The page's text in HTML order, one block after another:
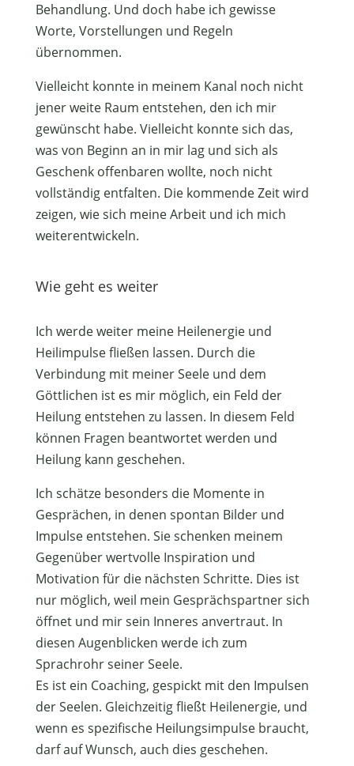
Behandlung. Und doch habe ich gewisse
Worte, Vorstellungen und Regeln
übernommen.
Vielleicht konnte in meinem Kanal noch nicht
jener weite Raum entstehen, den ich mir
gewünscht habe. Vielleicht konnte sich das,
was von Beginn an in mir lag und sich als
Geschenk offenbaren wollte, noch nicht
vollständig entfalten. Die kommende Zeit wird
zeigen, wie sich meine Arbeit und ich mich
weiterentwickeln.
Wie geht es weiter
Ich werde weiter meine Heilenergie und
Heilimpulse fließen lassen. Durch die
Verbindung mit meiner Seele und dem
Göttlichen ist es mir möglich, ein Feld der
Heilung entstehen zu lassen. In diesem Feld
können Fragen beantwortet werden und
Heilung kann geschehen.
Ich schätze besonders die Momente in
Gesprächen, in denen spontan Bilder und
Impulse entstehen. Sie schenken meinem
Gegenüber wertvolle Inspiration und
Motivation für die nächsten Schritte. Dies ist
nur möglich, weil mein Gesprächspartner sich
öffnet und mir sein Inneres anvertraut. In
diesen Augenblicken werde ich zum
Sprachrohr seiner Seele.
Es ist ein Coaching, gespickt mit den Impulsen
der Seelen. Gleichzeitig fließt Heilenergie, und
wenn es spezifische Heilungsimpulse braucht,
darf auf Wunsch, auch dies geschehen.